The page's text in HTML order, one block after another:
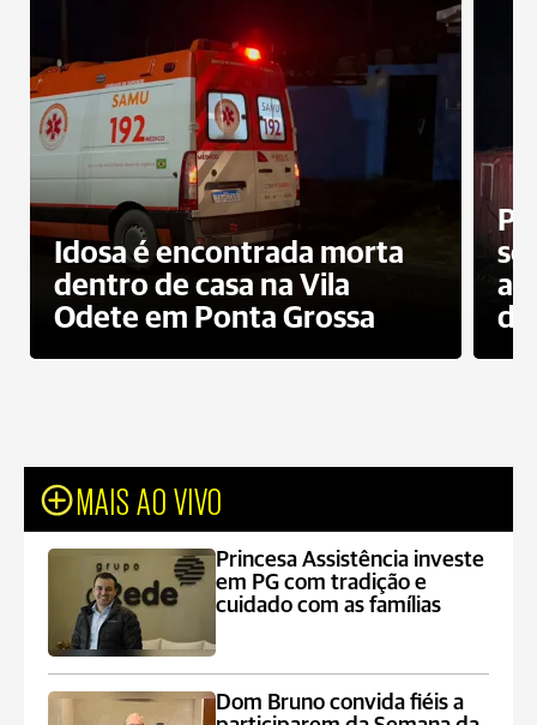
Idosa é encontrada morta
dentro de casa na Vila
Odete em Ponta Grossa
do
MAIS AO VIVO
Princesa Assistência investe
em PG com tradição e
cuidado com as famílias
Dom Bruno convida fiéis a